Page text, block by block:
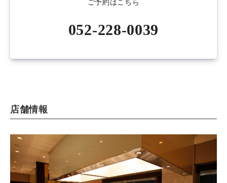
ご予約はこちら
052-228-0039
店舗情報